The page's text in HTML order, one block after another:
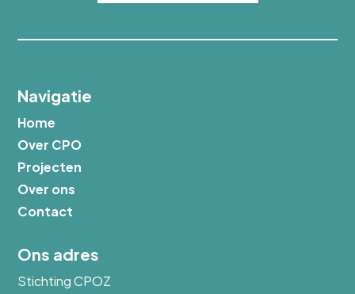
Navigatie
Home
Over CPO
Projecten
Over ons
Contact
Ons adres
Stichting CPOZ